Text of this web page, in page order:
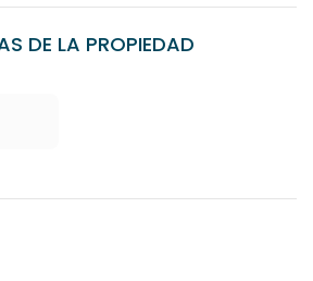
DE LA PROPIEDAD